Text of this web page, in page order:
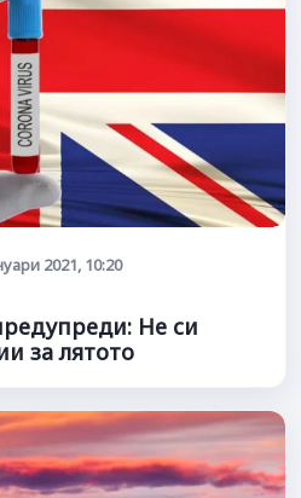
2021, 10:20
Не си
за лятото